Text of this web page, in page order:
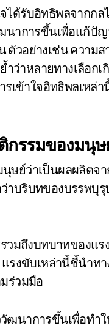
ด้รับอิทธิพลจากก
นาการขึ้นเพื่อแก้ปั
อย่างเช่น ความส
ว่าหลายทางเลือก
รเข้าใจอิทธิพลเห
รรมของมนุษ
ษย์ว่าเป็นผลผลิตจ
าบริบทของบรรพบุ
ถึงบทบาทของแร
รงขับเหล่านี้ชี้นำท
ร่วมมือ
ฒนาการขึ้นเพื่อทำ